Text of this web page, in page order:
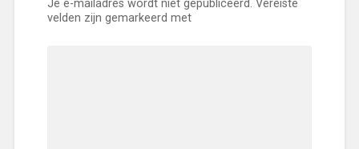
Je e-mailadres wordt niet gepubliceerd. Vereiste
velden zijn gemarkeerd met